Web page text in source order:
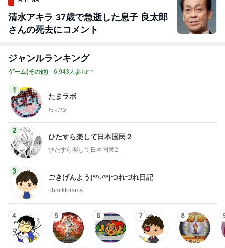
清水アキラ 37歳で急逝した息子 良太郎
さんの死去にコメント
ジャンルランキング
ゲーム(その他) 6,943人参加中
1
たまラボ
らむね
2
ひたすら楽して日本国民２
ひたすら楽して日本国民2
3
ごきげんよう(*^-^*)つれづれ日記
ohmtktorsms
4 5 6 7 8